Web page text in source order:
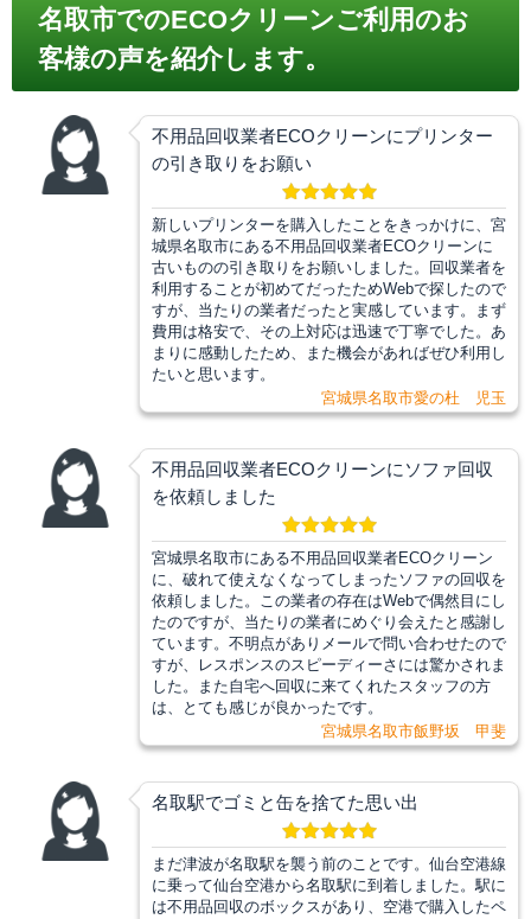
名取市でのECOクリーンご利用のお
客様の声を紹介します。
不用品回収業者ECOクリーンにプリンター
の引き取りをお願い
新しいプリンターを購入したことをきっかけに、宮
城県名取市にある不用品回収業者ECOクリーンに
古いものの引き取りをお願いしました。回収業者を
利用することが初めてだったためWebで探したので
すが、当たりの業者だったと実感しています。まず
費用は格安で、その上対応は迅速で丁寧でした。あ
まりに感動したため、また機会があればぜひ利用し
たいと思います。
宮城県名取市愛の杜 児玉
不用品回収業者ECOクリーンにソファ回収
を依頼しました
宮城県名取市にある不用品回収業者ECOクリーン
に、破れて使えなくなってしまったソファの回収を
依頼しました。この業者の存在はWebで偶然目にし
たのですが、当たりの業者にめぐり会えたと感謝し
ています。不明点がありメールで問い合わせたので
すが、レスポンスのスピーディーさには驚かされま
した。また自宅へ回収に来てくれたスタッフの方
は、とても感じが良かったです。
宮城県名取市飯野坂 甲斐
名取駅でゴミと缶を捨てた思い出
まだ津波が名取駅を襲う前のことです。仙台空港線
に乗って仙台空港から名取駅に到着しました。駅に
は不用品回収のボックスがあり、空港で購入したペ